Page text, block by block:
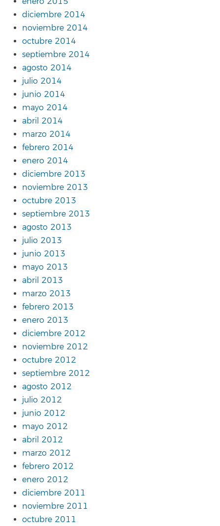
diciembre 2014
noviembre 2014
octubre 2014
septiembre 2014
agosto 2014
julio 2014
junio 2014
mayo 2014
abril 2014
marzo 2014
febrero 2014
enero 2014
diciembre 2013
noviembre 2013
octubre 2013
septiembre 2013
agosto 2013
julio 2013
junio 2013
mayo 2013
abril 2013
marzo 2013
febrero 2013
enero 2013
diciembre 2012
noviembre 2012
octubre 2012
septiembre 2012
agosto 2012
julio 2012
junio 2012
mayo 2012
abril 2012
marzo 2012
febrero 2012
enero 2012
diciembre 2011
noviembre 2011
octubre 2011